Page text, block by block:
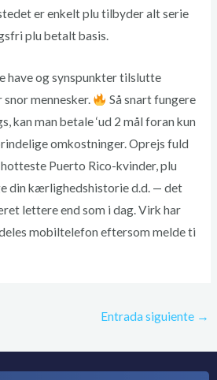
er enkelt plu tilbyder alt serie
plu betalt basis.
have og synspunkter tilslutte
mennesker.
Så snart fungere
kan man betale ‘ud 2 mål foran kun
omkostninger. Oprejs fuld
Puerto Rico-kvinder, plu
din kærlighedshistorie d.d. — det
lettere end som i dag. Virk har
mobiltelefon eftersom melde ti
Entrada siguiente →